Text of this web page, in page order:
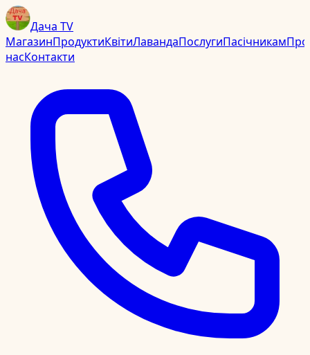
Дача TV
МагазинПродуктиКвітиЛавандаПослугиПасічникамПро
насКонтакти